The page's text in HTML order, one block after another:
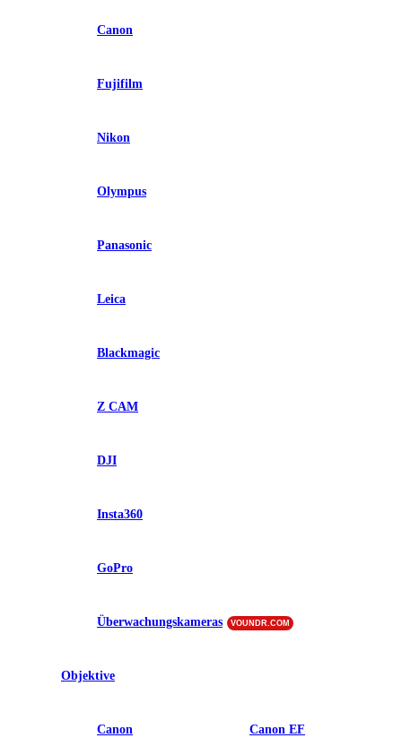
Canon
Fujifilm
Nikon
Olympus
Panasonic
Leica
Blackmagic
Z CAM
DJI
Insta360
GoPro
Überwachungskameras VOUNDR.COM
Objektive
Canon Canon EF